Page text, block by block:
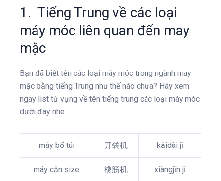
1. Tiếng Trung về các loại
máy móc liên quan đến may
mặc
Bạn đã biết tên các loại máy móc trong ngành may
mặc bằng tiếng Trung như thế nào chưa? Hãy xem
ngay list từ vựng về tên tiếng trung các loại máy móc
dưới đây nhé
máy bổ túi 开袋机 kāidài jī
máy căn size 橡筋机 xiàngjīn jī